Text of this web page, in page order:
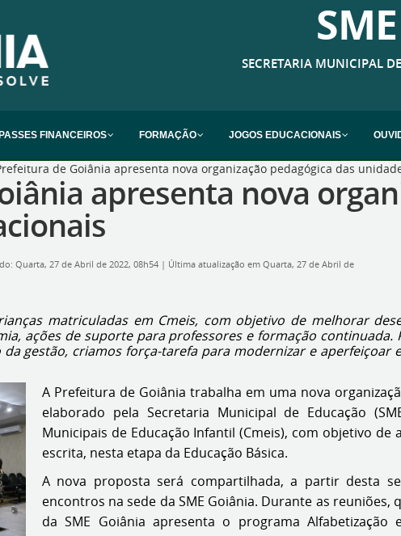
SME
SECRETARIA MUNICIPAL
FINANCEIROS FORMAÇÃO JOGOS EDUCACIONAIS
de Goiânia apresenta nova organização pedagógica das
apresenta nova
Quarta, 27 de Abril de 2022, 08h54 | Última atualização em Quarta, 27 de Abril de
matriculadas em Cmeis, com objetivo de melhorar
ações de suporte para professores e formação
da gestão, criamos força-tarefa para modernizar e
A Prefeitura de Goiânia trabalha em uma nova
elaborado pela Secretaria Municipal de Educação
Municipais de Educação Infantil (Cmeis), com objetivo
escrita, nesta etapa da Educação Básica.
A nova proposta será compartilhada, a partir desta
encontros na sede da SME Goiânia. Durante as
da SME Goiânia apresenta o programa